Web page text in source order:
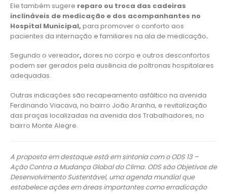
Ele também sugere reparo ou troca das cadeiras
inclináveis de medicação e dos acompanhantes no
Hospital Municipal, para promover o conforto aos
pacientes da internação e familiares na ala de medicação.
Segundo o vereador, dores no corpo e outros desconfortos
podem ser gerados pela ausência de poltronas hospitalares
adequadas.
Outras indicações são recapeamento asfáltico na avenida
Ferdinando Viacava, no bairro João Aranha, e revitalização
das praças localizadas na avenida dos Trabalhadores, no
bairro Monte Alegre.
A proposta em destaque está em sintonia com o ODS 13 –
Ação Contra a Mudança Global do Clima. ODS são Objetivos de
Desenvolvimento Sustentável, uma agenda mundial que
estabelece ações em áreas importantes como erradicação